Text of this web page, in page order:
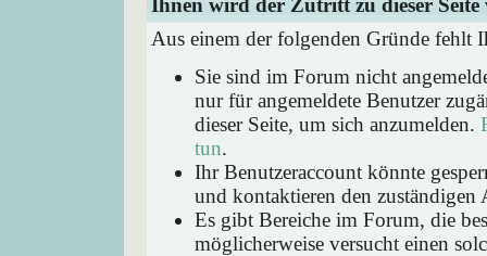
Ihnen wird der Zutritt zu dieser Seite
Aus einem der folgenden Gründe fehlt
Sie sind im Forum nicht
nur für angemeldete Benutzer
dieser Seite, um sich anzumelden.
tun.
Ihr Benutzeraccount könnte
und kontaktieren den zuständigen
Es gibt Bereiche im Forum, die
möglicherweise versucht einen